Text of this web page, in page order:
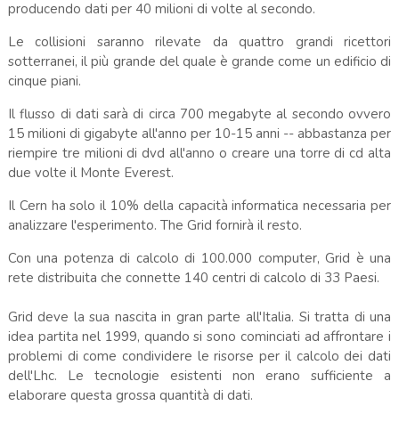
producendo dati per 40 milioni di volte al secondo.
Le collisioni saranno rilevate da quattro grandi ricettori
sotterranei, il più grande del quale è grande come un edificio di
cinque piani.
Il flusso di dati sarà di circa 700 megabyte al secondo ovvero
15 milioni di gigabyte all'anno per 10-15 anni -- abbastanza per
riempire tre milioni di dvd all'anno o creare una torre di cd alta
due volte il Monte Everest.
Il Cern ha solo il 10% della capacità informatica necessaria per
analizzare l'esperimento. The Grid fornirà il resto.
Con una potenza di calcolo di 100.000 computer, Grid è una
rete distribuita che connette 140 centri di calcolo di 33 Paesi.
Grid deve la sua nascita in gran parte all'Italia. Si tratta di una
idea partita nel 1999, quando si sono cominciati ad affrontare i
problemi di come condividere le risorse per il calcolo dei dati
dell'Lhc. Le tecnologie esistenti non erano sufficiente a
elaborare questa grossa quantità di dati.